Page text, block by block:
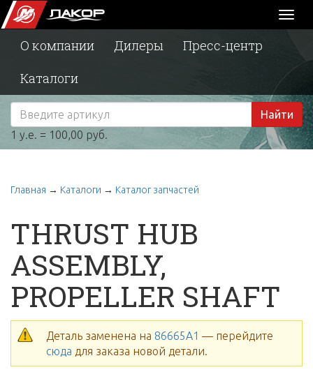
О компании Дилеры
Пресс-центр
Каталоги
Найти
1 у.е. = 100,00 руб.
Главная → Каталоги → Каталог запчастей
THRUST HUB
ASSEMBLY,
PROPELLER SHAFT
Деталь заменена на 86665A1 — перейдите
сюда для заказа новой детали.